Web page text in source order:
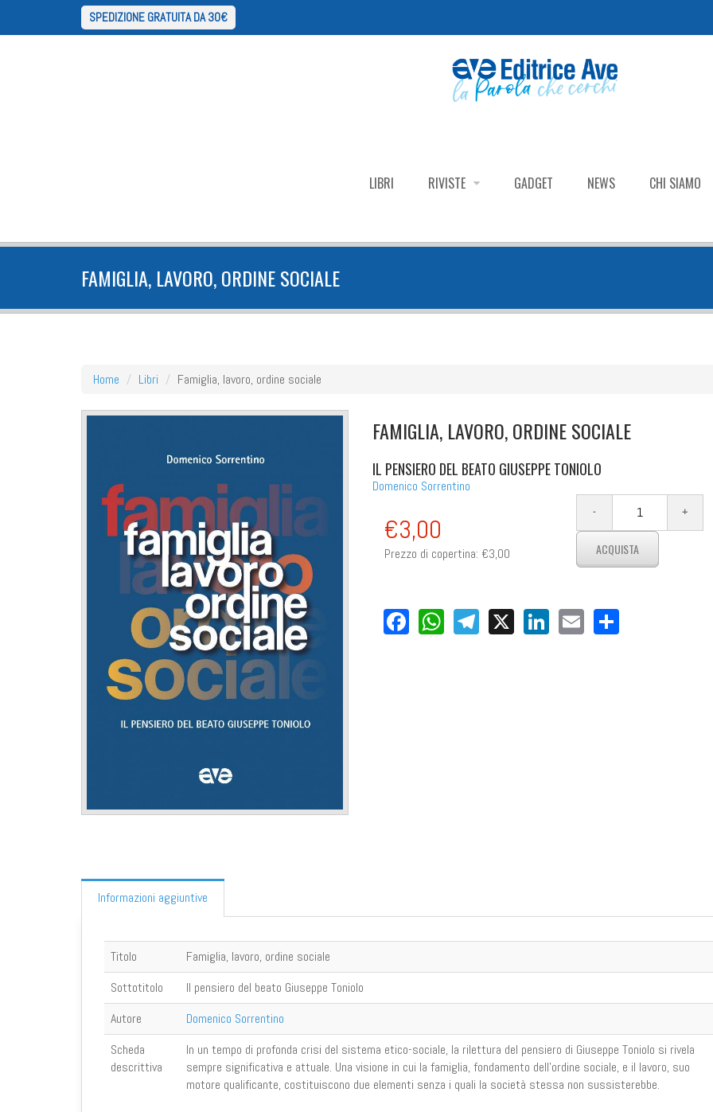
SPEDIZIONE GRATUITA DA 30€
LIBRI RIVISTE GADGET NEWS CHI SIAMO
FAMIGLIA, LAVORO, ORDINE SOCIALE
Home Libri Famiglia, lavoro, ordine sociale
FAMIGLIA, LAVORO, ORDINE SOCIALE
IL PENSIERO DEL BEATO GIUSEPPE TONIOLO
Domenico Sorrentino
€3,00
Prezzo di copertina: €3,00
Facebook
WhatsApp
Telegram
X LinkedIn
EmailShare
Informazioni aggiuntive
Titolo
Famiglia, lavoro, ordine sociale
Sottotitolo
Il pensiero del beato Giuseppe Toniolo
Autore
Domenico Sorrentino
Scheda
descrittiva
In un tempo di profonda crisi del sistema etico-sociale, la rilettura del pensiero di Giuseppe Toniolo si rivela
sempre significativa e attuale. Una visione in cui la famiglia, fondamento dell'ordine sociale, e il lavoro, suo
motore qualificante, costituiscono due elementi senza i quali la società stessa non sussisterebbe.